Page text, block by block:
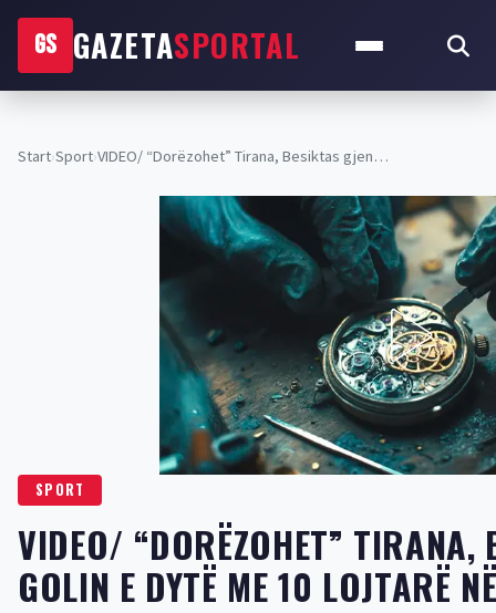
GS GAZETASPORTAL
Start›Sport›VIDEO/ “Dorëzohet” Tirana, Besiktas gjen…
SPORT
VIDEO/ “DORËZOHET” TIRANA,
GOLIN E DYTË ME 10 LOJTARË